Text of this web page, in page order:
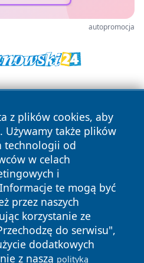
autopromocja
z plików cookies, aby
Używamy także plików
technologii od
w celach
i
te mogą być
przez naszych
korzystanie ze
do serwisu",
dodatkowych
z naszą polityką
Wszystkie prawa
Polityka
Cookies